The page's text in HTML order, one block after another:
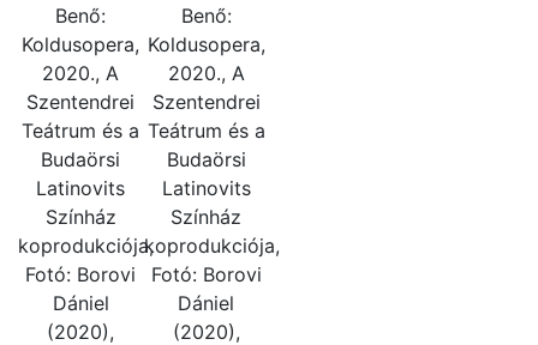
Benő:
Koldusopera,
2020., A
Szentendrei
Teátrum és a
Budaörsi
Latinovits
Színház
koprodukciója,
Fotó: Borovi
Dániel
(2020),
Benő:
Koldusopera,
2020., A
Szentendrei
Teátrum és a
Budaörsi
Latinovits
Színház
koprodukciója,
Fotó: Borovi
Dániel
(2020),